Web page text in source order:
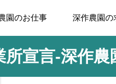
園のお仕事 深作農園の
宣言-深作農